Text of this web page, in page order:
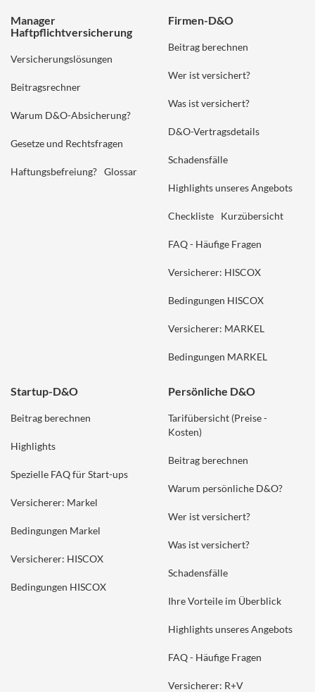
Manager
Haftpflichtversicherung
Versicherungslösungen
Beitragsrechner
Warum D&O-Absicherung?
Gesetze und Rechtsfragen
Haftungsbefreiung? Glossar
Firmen-D&O
Beitrag berechnen
Wer ist versichert?
Was ist versichert?
D&O-Vertragsdetails
Schadensfälle
Highlights unseres Angebots
Checkliste Kurzübersicht
FAQ - Häufige Fragen
Versicherer: HISCOX
Bedingungen HISCOX
Versicherer: MARKEL
Bedingungen MARKEL
Startup-D&O
Beitrag berechnen
Highlights
Spezielle FAQ für Start-ups
Versicherer: Markel
Bedingungen Markel
Versicherer: HISCOX
Bedingungen HISCOX
Persönliche D&O
Tarifübersicht (Preise -
Kosten)
Beitrag berechnen
Warum persönliche D&O?
Wer ist versichert?
Was ist versichert?
Schadensfälle
Ihre Vorteile im Überblick
Highlights unseres Angebots
FAQ - Häufige Fragen
Versicherer: R+V